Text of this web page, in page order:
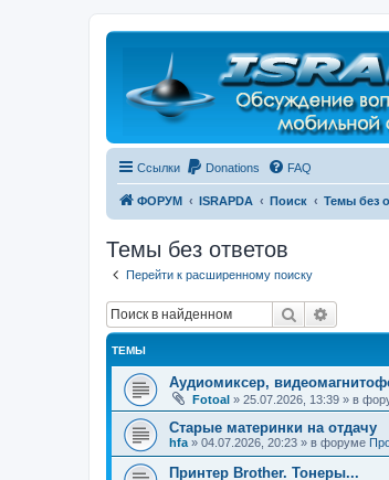
Регистрация
Ссылки Donations FAQ
ФОРУМ ISRAPDA Поиск Темы без
Темы без ответов
Перейти к расширенному поиску
Поиск
ТЕМЫ
Аудиомиксер,
Fotoal » 25.07.2026, 13:39 » в
Старые материнки на отдачу
hfa » 04.07.2026, 20:23 » в форуме
Принтер Brother. Тонеры...